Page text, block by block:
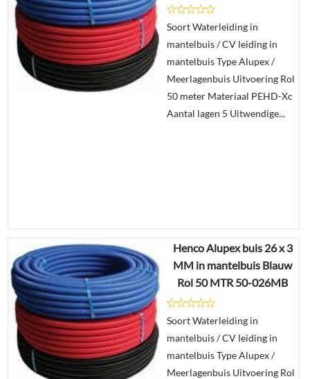
In
winkelmand
Soort Waterleiding in
mantelbuis / CV leiding in
mantelbuis Type Alupex /
Meerlagenbuis Uitvoering Rol
50 meter Materiaal PEHD-Xc
Aantal lagen 5 Uitwendige...
€300,08
€ 135,28
In
winkelmand
Henco Alupex buis 26 x 3
MM in mantelbuis Blauw
Rol 50 MTR 50-026MB
Soort Waterleiding in
mantelbuis / CV leiding in
mantelbuis Type Alupex /
Meerlagenbuis Uitvoering Rol